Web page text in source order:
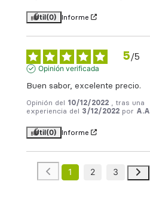
Útil(0) Informe
5/5
Opinión verificada
Buen sabor, excelente precio.
Opinión del 10/12/2022
, tras una
experiencia del 3/12/2022 por
Útil(0) Informe
1 2 3